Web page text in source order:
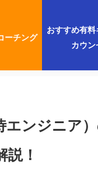
ーチング
おすすめ有料
カウン
エンジニア
！